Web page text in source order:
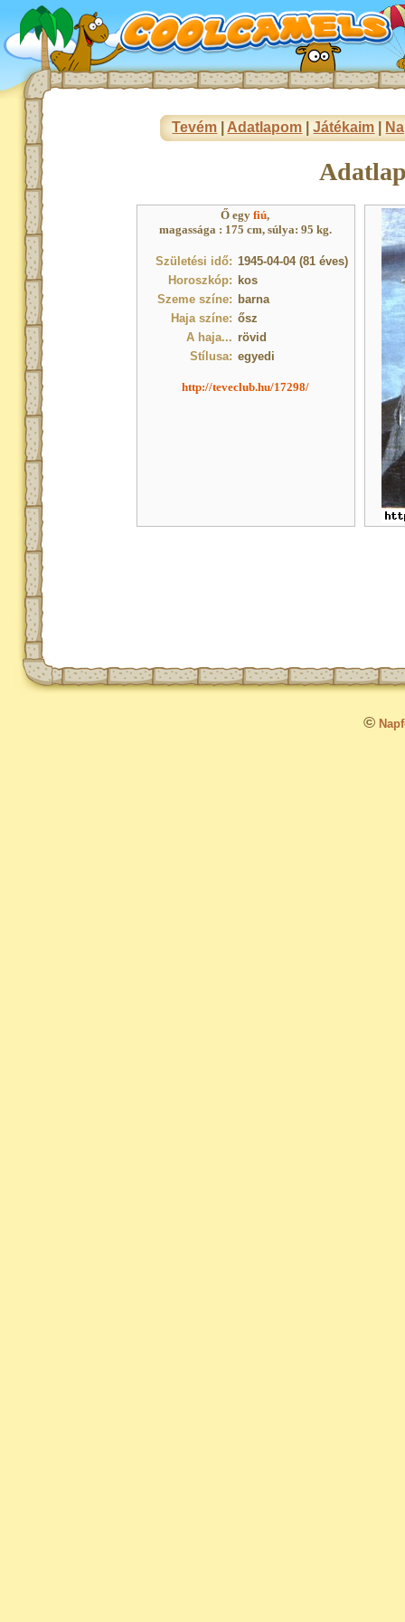
Tevém Adatlapom |Játékaim
Ő egyfiú,
magassága : 175 cm, súlya: 95 kg.
Születési idő: 1945-04-04 (81 éves)
Horoszkóp: kos
Szeme színe: barna
Haja színe: ősz
A haja... rövid
Stílusa: egyedi
http://teveclub.hu/17298/
©